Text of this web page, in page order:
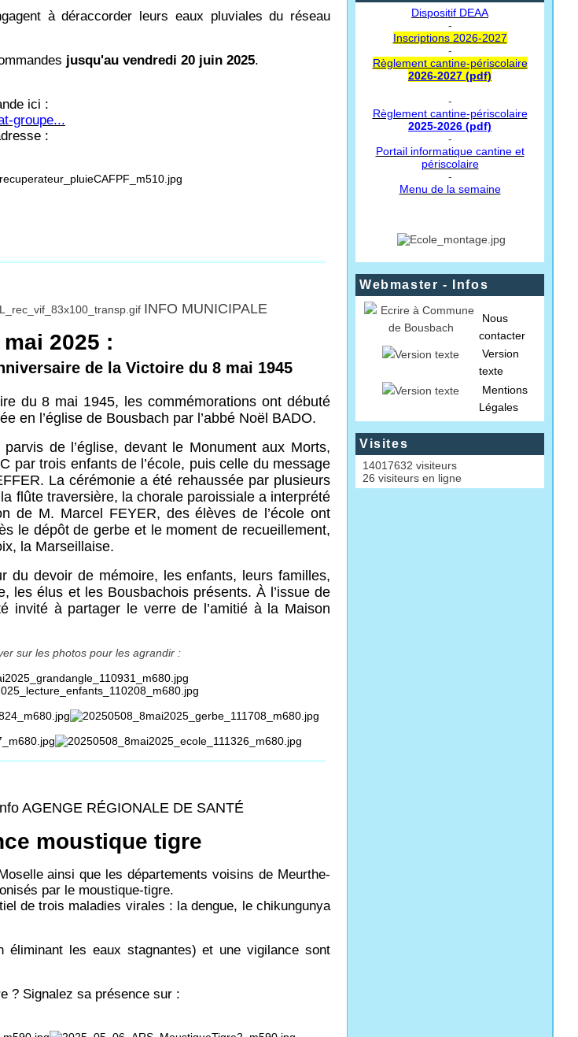
à déraccorder leurs eaux pluviales du réseau
jusqu'au vendredi 20 juin 2025.
ici :
groupe...
:
INFO MUNICIPALE
mai 2025 :
de la Victoire du 8 mai 1945
du 8 mai 1945, les commémorations ont débuté
en l’église de Bousbach par l’abbé Noël BADO.
de l’église, devant le Monument aux Morts,
par trois enfants de l’école, puis celle du message
La cérémonie a été rehaussée par plusieurs
flûte traversière, la chorale paroissiale a interprété
de M. Marcel FEYER, des élèves de l’école ont
le dépôt de gerbe et le moment de recueillement,
la Marseillaise.
du devoir de mémoire, les enfants, leurs familles,
les élus et les Bousbachois présents. À l’issue de
invité à partager le verre de l’amitié à la Maison
sur les photos pour les agrandir :
AGENGE RÉGIONALE DE SANTÉ
moustique tigre
ainsi que les départements voisins de Meurthe-
par le moustique-tigre.
de trois maladies virales : la dengue, le chikungunya
éliminant les eaux stagnantes) et une vigilance sont
? Signalez sa présence sur :
Dispositif DEAA
-
Inscriptions 2026-2027
-
Règlement cantine-périscolaire
2026-2027 (pdf)
-
Règlement cantine-périscolaire
2025-2026 (pdf)
-
Portail informatique cantine et
périscolaire
-
Menu de la semaine
Webmaster - Infos
Nous
contacter
Version
texte
Mentions
Légales
Visites
14017632 visiteurs
26 visiteurs en ligne